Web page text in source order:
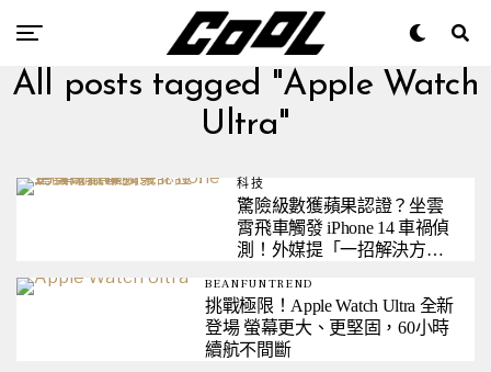
All posts tagged "Apple Watch
Ultra"
科技
驚險級數獲蘋果認證？坐雲
霄飛車觸發 iPhone 14 車禍偵
測！外媒提「一招解決方
BEANFUNTREND
挑戰極限！Apple Watch Ultra 全新
登場 螢幕更大、更堅固，60小時
續航不間斷